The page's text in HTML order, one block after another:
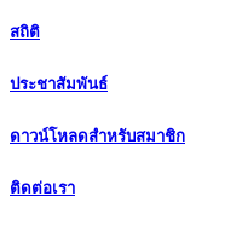
สถิติ
ประชาสัมพันธ์
ดาวน์โหลดสำหรับสมาชิก
ติดต่อเรา